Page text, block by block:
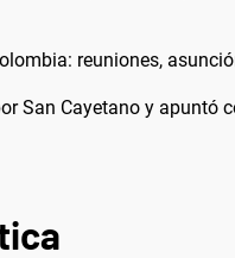
reuniones,
San Cayetano y apuntó